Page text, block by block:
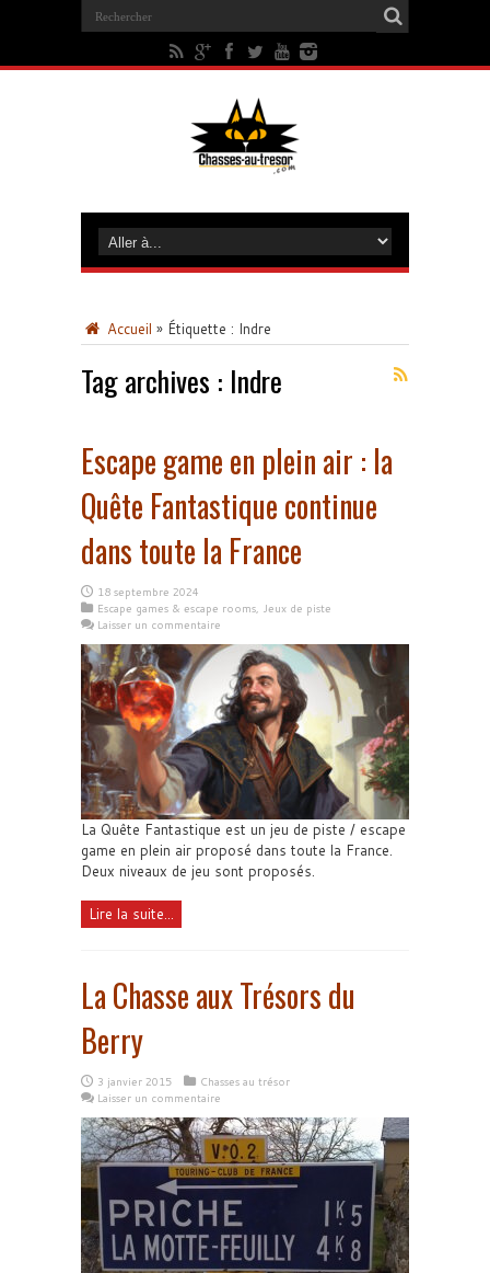
Accueil » Étiquette : Indre
Tag archives : Indre
Escape game en plein air : la
Quête Fantastique continue
dans toute la France
18 septembre 2024
Escape games & escape rooms, Jeux de piste
Laisser un commentaire
La Quête Fantastique est un jeu de piste / escape
game en plein air proposé dans toute la France.
Deux niveaux de jeu sont proposés.
Lire la suite...
La Chasse aux Trésors du
Berry
3 janvier 2015
Chasses au trésor
Laisser un commentaire